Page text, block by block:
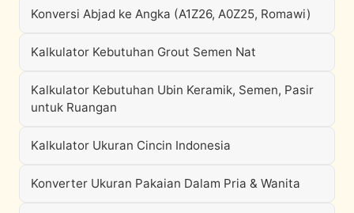
Konversi Abjad ke Angka (A1Z26, A0Z25, Romawi)
Kalkulator Kebutuhan Grout Semen Nat
Kalkulator Kebutuhan Ubin Keramik, Semen, Pasir
untuk Ruangan
Kalkulator Ukuran Cincin Indonesia
Konverter Ukuran Pakaian Dalam Pria & Wanita